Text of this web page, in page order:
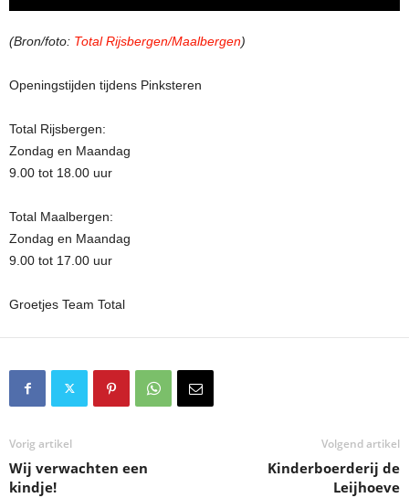
(Bron/foto: Total Rijsbergen/Maalbergen)
Openingstijden tijdens Pinksteren
Total Rijsbergen:
Zondag en Maandag
9.00 tot 18.00 uur
Total Maalbergen:
Zondag en Maandag
9.00 tot 17.00 uur
Groetjes Team Total
Vorig artikel
Wij verwachten een
kindje!
Volgend artikel
Kinderboerderij de
Leijhoeve